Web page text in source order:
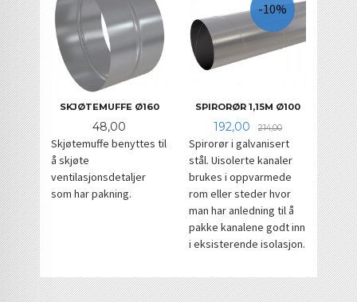
SKJØTEMUFFE Ø160
Pris
48,00
Skjøtemuffe benyttes til
å skjøte
ventilasjonsdetaljer
som har pakning.
SPIRORØR 1,15M Ø100
Tilbud
192,00 214,00Rabatt
-10%
Spirorør i galvanisert
stål. Uisolerte kanaler
brukes i oppvarmede
rom eller steder hvor
man har anledning til å
pakke kanalene godt inn
i eksisterende isolasjon.